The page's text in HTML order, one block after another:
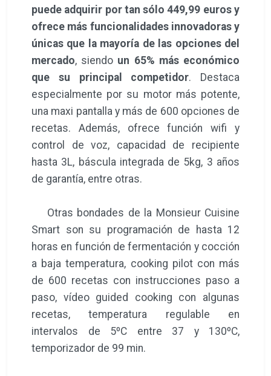
puede adquirir por tan sólo 449,99 euros y
ofrece más funcionalidades innovadoras y
únicas que la mayoría de las opciones del
mercado, siendo un 65% más económico
que su principal competidor. Destaca
especialmente por su motor más potente,
una maxi pantalla y más de 600 opciones de
recetas. Además, ofrece función wifi y
control de voz, capacidad de recipiente
hasta 3L, báscula integrada de 5kg, 3 años
de garantía, entre otras.
Otras bondades de la Monsieur Cuisine
Smart son su programación de hasta 12
horas en función de fermentación y cocción
a baja temperatura, cooking pilot con más
de 600 recetas con instrucciones paso a
paso, vídeo guided cooking con algunas
recetas, temperatura regulable en
intervalos de 5ºC entre 37 y 130ºC,
temporizador de 99 min.